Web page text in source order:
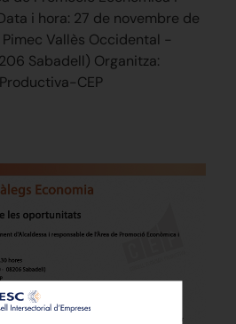
i hora: 27 de novembre de
Pimec Vallès Occidental -
Sabadell) Organitza:
CEP